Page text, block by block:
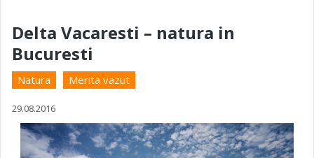
Delta Vacaresti – natura in
Bucuresti
Natura Merita vazut
29.08.2016